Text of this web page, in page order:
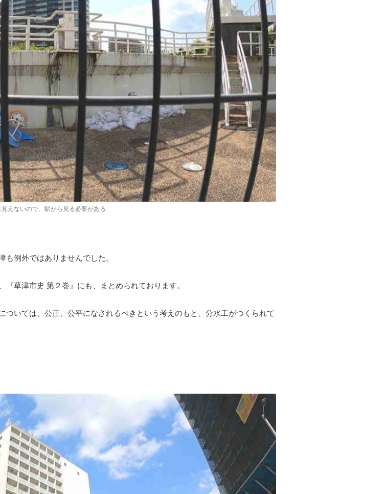
えないので、駅から見る必要がある
例外ではありませんでした。
草津市史 第２巻』にも、まとめられております。
いては、公正、公平になされるべきという考えのもと、分水工がつくられて